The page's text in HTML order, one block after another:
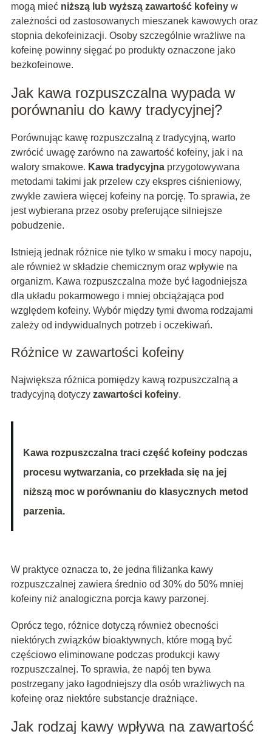
mogą mieć niższą lub wyższą zawartość kofeinyw
zależności od zastosowanych mieszanek kawowych oraz
stopnia dekofeinizacji. Osoby szczególnie wrażliwe na
kofeinę powinny sięgać po produkty oznaczone jako
bezkofeinowe.
Jak kawa rozpuszczalna wypada w
porównaniu do kawy tradycyjnej?
Porównując kawę rozpuszczalną z tradycyjną, warto
zwrócić uwagę zarówno na zawartość kofeiny, jak i na
walory smakowe. Kawa tradycyjnaprzygotowywana
metodami takimi jak przelew czy ekspres ciśnieniowy,
zwykle zawiera więcej kofeiny na porcję. To sprawia, że
jest wybierana przez osoby preferujące silniejsze
pobudzenie.
Istnieją jednak różnice nie tylko w smaku i mocy napoju,
ale również w składzie chemicznym oraz wpływie na
organizm. Kawa rozpuszczalna może być łagodniejsza
dla układu pokarmowego i mniej obciążająca pod
względem kofeiny. Wybór między tymi dwoma rodzajami
zależy od indywidualnych potrzeb i oczekiwań.
Różnice w zawartości kofeiny
Największa różnica pomiędzy kawą rozpuszczalną a
tradycyjną dotyczy zawartości kofeiny.
Kawa rozpuszczalna traci część kofeiny podczas
procesu wytwarzania, co przekłada się na jej
niższą moc w porównaniu do klasycznych metod
parzenia.
W praktyce oznacza to, że jedna filiżanka kawy
rozpuszczalnej zawiera średnio od 30% do 50% mniej
kofeiny niż analogiczna porcja kawy parzonej.
Oprócz tego, różnice dotyczą również obecności
niektórych związków bioaktywnych, które mogą być
częściowo eliminowane podczas produkcji kawy
rozpuszczalnej. To sprawia, że napój ten bywa
postrzegany jako łagodniejszy dla osób wrażliwych na
kofeinę oraz niektóre substancje drażniące.
Jak rodzaj kawy wpływa na zawartość